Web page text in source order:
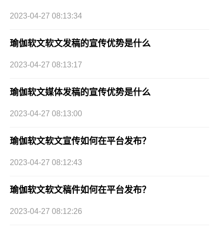
2023-04-27 08:13:34
瑜伽软文软文发稿的宣传优势是什么
2023-04-27 08:13:17
瑜伽软文媒体发稿的宣传优势是什么
2023-04-27 08:13:00
瑜伽软文软文宣传如何在平台发布？
2023-04-27 08:12:43
瑜伽软文软文稿件如何在平台发布？
2023-04-27 08:12:26